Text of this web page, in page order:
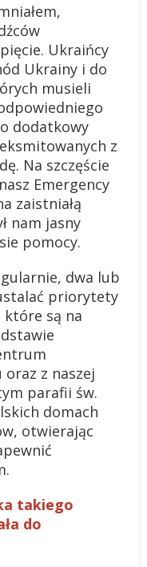
Ukraińcy
Ukrainy i do
musieli
dodatkowy
z
Na szczęście
Emergency
zaistniałą
nam jasny
pomocy.
dwa lub
priorytety
są na
z naszej
parafii św.
domach
otwierając
takiego
do